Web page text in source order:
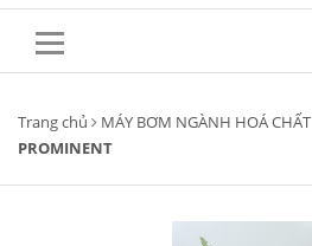
Trang chủ MÁY BƠM NGÀNH HOÁ CHẤT
PROMINENT